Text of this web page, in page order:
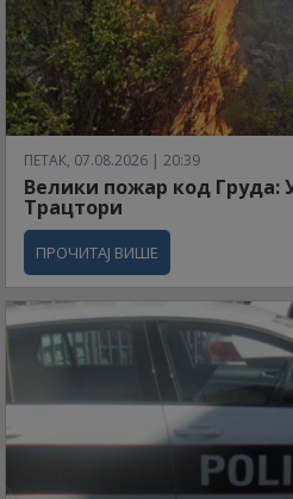
ПЕТАК, 07.08.2026 | 20:39
Велики пожар код Груда:
Трацтори
ПРОЧИТАЈ ВИШЕ